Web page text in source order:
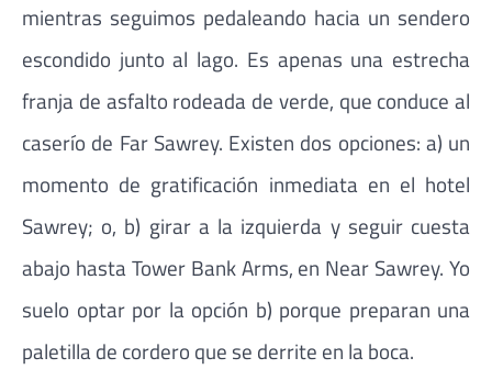
mientras seguimos pedaleando hacia un sendero
escondido junto al lago. Es apenas una estrecha
franja de asfalto rodeada de verde, que conduce al
caserío de Far Sawrey. Existen dos opciones: a) un
momento de gratificación inmediata en el hotel
Sawrey; o, b) girar a la izquierda y seguir cuesta
abajo hasta Tower Bank Arms, en Near Sawrey. Yo
suelo optar por la opción b) porque preparan una
paletilla de cordero que se derrite en la boca.